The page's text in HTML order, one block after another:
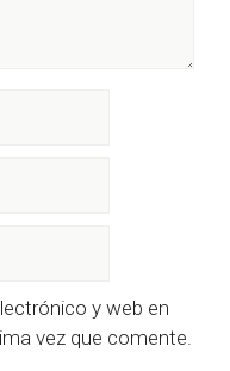
y web en
vez que comente.